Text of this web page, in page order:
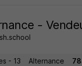
-
- 13 Alternance